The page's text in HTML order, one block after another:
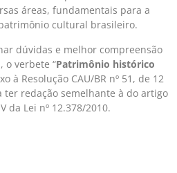
áreas, fundamentais para a
cultural brasileiro.
dúvidas e melhor compreensão
o verbete “Patrimônio histórico
à Resolução CAU/BR nº 51, de 12
ter redação semelhante à do artigo
da Lei nº 12.378/2010.